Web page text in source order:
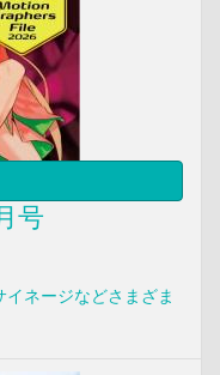
号
ネージなどさまざま